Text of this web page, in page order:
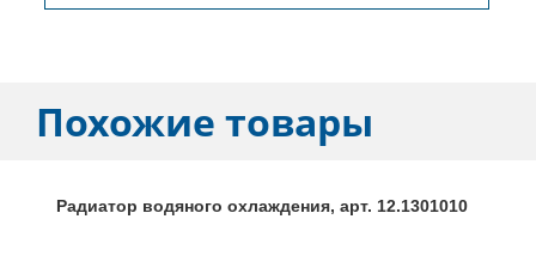
Похожие товары
Радиатор водяного охлаждения, арт. 12.1301010